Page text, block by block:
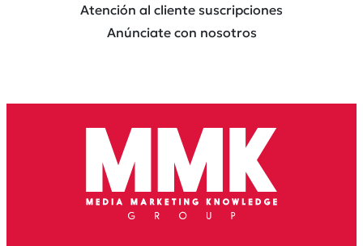
Atención al cliente suscripciones
Anúnciate con nosotros